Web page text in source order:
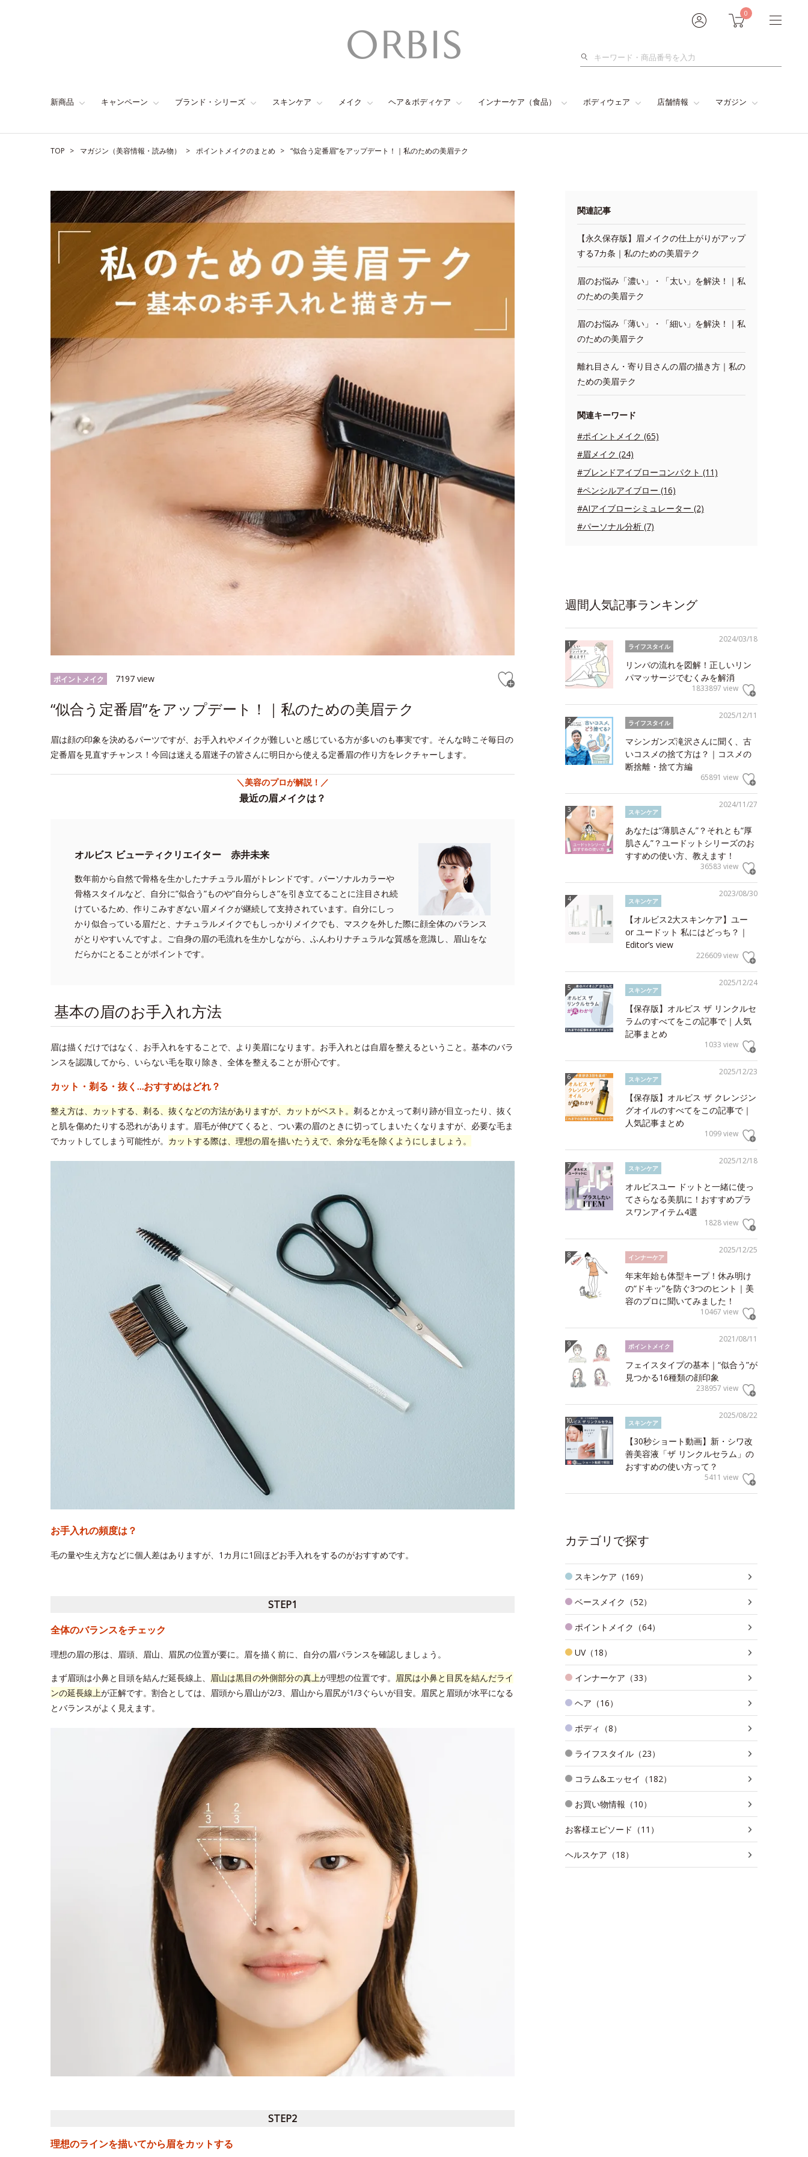
0
検
新商品 キャンペーン ブランド・シリーズ スキンケア メイク ヘア＆ボディケア インナーケア（食品） ボディウェア 店舗情報 マガジン
TOP マガジン（美容情報・読み物） ポイントメイクのまとめ “似合う定番眉”をアップデート！｜私のための美眉テク
ポイントメイク 7197 view
“似合う定番眉”をアップデート！｜私のための美眉テク
眉は顔の印象を決めるパーツですが、お手入れやメイクが難しいと感じている方が多いのも事実です。そんな時こそ毎日の
定番眉を見直すチャンス！今回は迷える眉迷子の皆さんに明日から使える定番眉の作り方をレクチャーします。
＼美容のプロが解説！／
最近の眉メイクは？
オルビス ビューティクリエイター 赤井未来
数年前から自然で骨格を生かしたナチュラル眉がトレンドです。パーソナルカラーや
骨格スタイルなど、自分に”似合う”ものや”自分らしさ”を引き立てることに注目され続
けているため、作りこみすぎない眉メイクが継続して支持されています。自分にしっ
かり似合っている眉だと、ナチュラルメイクでもしっかりメイクでも、マスクを外した際に顔全体のバランス
がとりやすいんですよ。ご自身の眉の毛流れを生かしながら、ふんわりナチュラルな質感を意識し、眉山をな
だらかにとることがポイントです。
基本の眉のお手入れ方法
眉は描くだけではなく、お手入れをすることで、より美眉になります。お手入れとは自眉を整えるということ。基本のバラ
ンスを認識してから、いらない毛を取り除き、全体を整えることが肝心です。
カット・剃る・抜く…おすすめはどれ？
整え方は、カットする、剃る、抜くなどの方法がありますが、カットがベスト。 剃るとかえって剃り跡が目立ったり、抜く
と肌を傷めたりする恐れがあります。眉毛が伸びてくると、つい素の眉のときに切ってしまいたくなりますが、必要な毛ま
でカットしてしまう可能性が。 カットする際は、理想の眉を描いたうえで、余分な毛を除くようにしましょう。
お手入れの頻度は？
毛の量や生え方などに個人差はありますが、1カ月に1回ほどお手入れをするのがおすすめです。
STEP1
全体のバランスをチェック
理想の眉の形は、眉頭、眉山、眉尻の位置が要に。眉を描く前に、自分の眉バランスを確認しましょう。
まず眉頭は小鼻と目頭を結んだ延長線上、 眉山は黒目の外側部分の真上が理想の位置です。 眉尻は小鼻と目尻を結んだライ
ンの延長線上が正解です。割合としては、眉頭から眉山が2/3、眉山から眉尻が1/3ぐらいが目安。眉尻と眉頭が水平になる
とバランスがよく見えます。
STEP2
理想のラインを描いてから眉をカットする
関連記事
【永久保存版】眉メイクの仕上がりがアップ
する7カ条｜私のための美眉テク
眉のお悩み「濃い」・「太い」を解決！｜私
のための美眉テク
眉のお悩み「薄い」・「細い」を解決！｜私
のための美眉テク
離れ目さん・寄り目さんの眉の描き方｜私の
ための美眉テク
関連キーワード
#ポイントメイク (65)
#眉メイク (24)
#ブレンドアイブローコンパクト (11)
#ペンシルアイブロー (16)
#AIアイブローシミュレーター (2)
#パーソナル分析 (7)
週間人気記事ランキング
2024/03/18
ライフスタイル
リンパの流れを図解！正しいリン
パマッサージでむくみを解消
1833897 view
2025/12/11
ライフスタイル
マシンガンズ滝沢さんに聞く、古
いコスメの捨て方は？｜コスメの
断捨離・捨て方編
65891 view
2024/11/27
スキンケア
あなたは“薄肌さん”？それとも“厚
肌さん”？ユードットシリーズのお
すすめの使い方、教えます！
36583 view
2023/08/30
スキンケア
【オルビス2大スキンケア】ユー
or ユードット 私にはどっち？｜
Editor’s view
226609 view
2025/12/24
スキンケア
【保存版】オルビス ザ リンクルセ
ラムのすべてをこの記事で｜人気
記事まとめ
1033 view
2025/12/23
スキンケア
【保存版】オルビス ザ クレンジン
グオイルのすべてをこの記事で｜
人気記事まとめ
1099 view
2025/12/18
スキンケア
オルビスユー ドットと一緒に使っ
てさらなる美肌に！おすすめプラ
スワンアイテム4選
1828 view
2025/12/25
インナーケア
年末年始も体型キープ！休み明け
の“ドキッ”を防ぐ3つのヒント｜美
容のプロに聞いてみました！
10467 view
2021/08/11
ポイントメイク
フェイスタイプの基本｜“似合う”が
見つかる16種類の顔印象
238957 view
2025/08/22
スキンケア
【30秒ショート動画】新・シワ改
善美容液「ザ リンクルセラム」の
おすすめの使い方って？
5411 view
カテゴリで探す
スキンケア（169）
ベースメイク（52）
ポイントメイク（64）
UV（18）
インナーケア（33）
ヘア（16）
ボディ（8）
ライフスタイル（23）
コラム&エッセイ（182）
お買い物情報（10）
お客様エピソード（11）
ヘルスケア（18）